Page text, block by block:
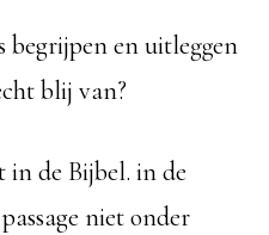
begrijpen en uitleggen
blij van?
in de Bijbel. in de
niet onder